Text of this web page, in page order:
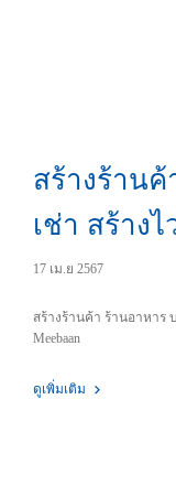
สร้างร้าน
17 เม.ย 2567
สร้างร้านค้า ร้านอาหาร
Meebaan
ดูเพิ่มเติม